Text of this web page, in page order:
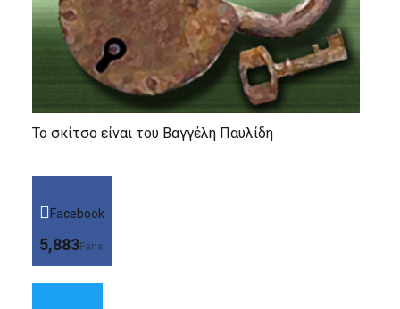
Το σκίτσο είναι του Βαγγέλη Παυλίδη
Facebook
5,883Fans